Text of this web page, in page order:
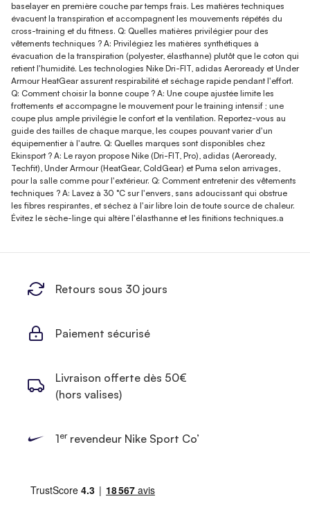
baselayer en première couche par temps frais. Les matières techniques
évacuent la transpiration et accompagnent les mouvements répétés du
cross-training et du fitness. Q: Quelles matières privilégier pour des
vêtements techniques ? A: Privilégiez les matières synthétiques à
évacuation de la transpiration (polyester, élasthanne) plutôt que le coton qui
retient l'humidité. Les technologies Nike Dri-FIT, adidas Aeroready et Under
Armour HeatGear assurent respirabilité et séchage rapide pendant l'effort.
Q: Comment choisir la bonne coupe ? A: Une coupe ajustée limite les
frottements et accompagne le mouvement pour le training intensif ; une
coupe plus ample privilégie le confort et la ventilation. Reportez-vous au
guide des tailles de chaque marque, les coupes pouvant varier d'un
équipementier à l'autre. Q: Quelles marques sont disponibles chez
Ekinsport ? A: Le rayon propose Nike (Dri-FIT, Pro), adidas (Aeroready,
Techfit), Under Armour (HeatGear, ColdGear) et Puma selon arrivages,
pour la salle comme pour l'extérieur. Q: Comment entretenir des vêtements
techniques ? A: Lavez à 30 °C sur l'envers, sans adoucissant qui obstrue
les fibres respirantes, et séchez à l'air libre loin de toute source de chaleur.
Évitez le sèche-linge qui altère l'élasthanne et les finitions techniques.a
Retours sous 30 jours
Paiement sécurisé
Livraison offerte dès 50€
(hors valises)
1errevendeur Nike Sport Co’